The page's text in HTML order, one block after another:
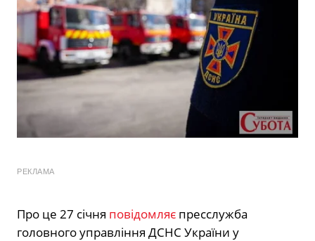
РЕКЛАМА
Про це 27 січня повідомляє пресслужба
головного управління ДСНС України у